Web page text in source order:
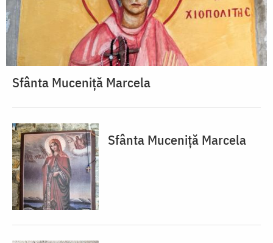
Sfânta Muceniță Marcela
Sfânta Muceniță Marcela